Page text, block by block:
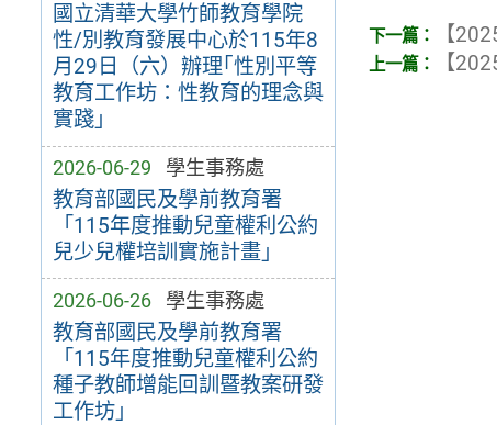
國立清華大學竹師教育學院
性/別教育發展中心於115年8
月29日（六）辦理｢性別平等
教育工作坊：性教育的理念與
實踐｣
2026-06-29 學生事務處
教育部國民及學前教育署
「115年度推動兒童權利公約
兒少兒權培訓實施計畫」
2026-06-26 學生事務處
教育部國民及學前教育署
「115年度推動兒童權利公約
種子教師增能回訓暨教案研發
工作坊」
【
【